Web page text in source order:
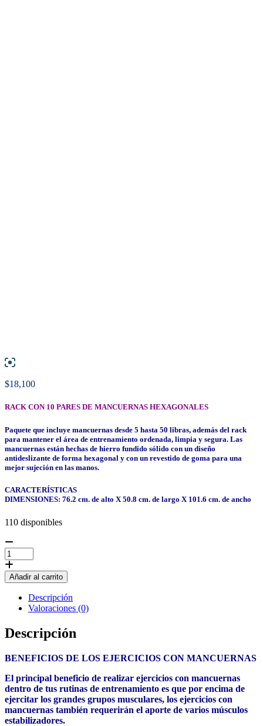
$18,100
RACK CON 10 PARES DE MANCUERNAS HEXAGONALES
Paquete que incluye mancuernas desde 5 hasta 50 libras, además del rack
para mantener el área de entrenamiento ordenada, limpia y segura. Las
mancuernas están hechas de hierro fundido sólido con un diseño
antideslizante de forma hexagonal y con un revestido de goma para una
mejor sujeción en las manos.
CARACTERÍSTICAS
DIMENSIONES: 76.2 cm. de alto X 50.8 cm. de largo X 101.6 cm. de ancho
110 disponibles
RACK
CON
10
PARES
MANCUERNAS
HEXAGONALES
cantidad
Añadir al carrito
Descripción
Valoraciones (0)
Descripción
BENEFICIOS DE LOS EJERCICIOS CON MANCUERNAS
El principal beneficio de realizar ejercicios con mancuernas
dentro de tus rutinas de entrenamiento es que por encima de
ejercitar los grandes grupos musculares, los ejercicios con
mancuernas también requerirán el aporte de varios músculos
estabilizadores.